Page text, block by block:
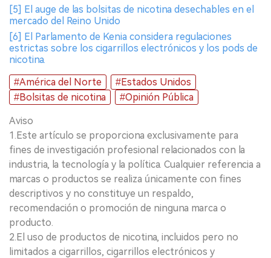
[5] El auge de las bolsitas de nicotina desechables en el
mercado del Reino Unido
[6] El Parlamento de Kenia considera regulaciones
estrictas sobre los cigarrillos electrónicos y los pods de
nicotina.
#América del Norte
#Estados Unidos
#Bolsitas de nicotina
#Opinión Pública
Aviso
1.Este artículo se proporciona exclusivamente para
fines de investigación profesional relacionados con la
industria, la tecnología y la política. Cualquier referencia a
marcas o productos se realiza únicamente con fines
descriptivos y no constituye un respaldo,
recomendación o promoción de ninguna marca o
producto.
2.El uso de productos de nicotina, incluidos pero no
limitados a cigarrillos, cigarrillos electrónicos y